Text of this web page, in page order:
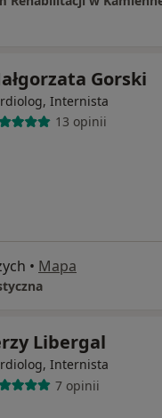
Gorski
Internista
13 opinii
• Mapa
Libergal
Internista
7 opinii